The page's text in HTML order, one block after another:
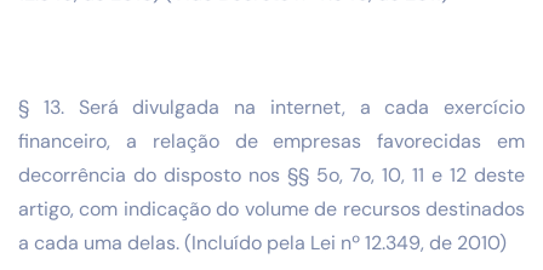
§ 13. Será divulgada na internet, a cada exercício
financeiro, a relação de empresas favorecidas em
decorrência do disposto nos §§ 5o, 7o, 10, 11 e 12 deste
artigo, com indicação do volume de recursos destinados
a cada uma delas. (Incluído pela Lei nº 12.349, de 2010)